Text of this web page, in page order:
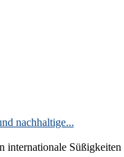
nachhaltige...